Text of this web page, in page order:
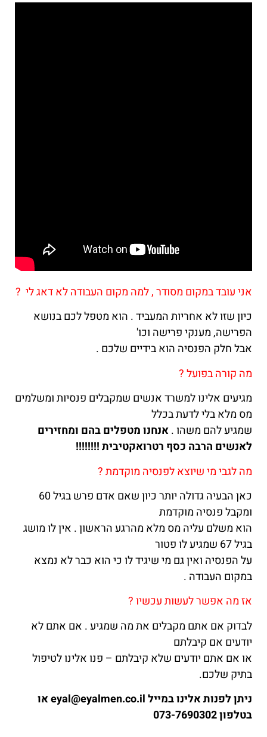
אני עובד במקום מסודר , למה מקום העבודה לא דאג לי ?
כיון שזו לא אחריות המעביד . הוא מטפל לכם בנושא
הפרישה, מענקי פרישה וכו'
אבל חלק הפנסיה הוא בידיים שלכם .
מה קורה בפועל ?
מגיעים אלינו למשרד אנשים שמקבלים פנסיות ומשלמים
מס מלא בלי לדעת בכלל
שמגיע להם משהו .אנחנו מטפלים בהם ומחזירים
לאנשים הרבה כסף רטרואקטיבית !!!!!!!!
מה לגבי מי שיוצא לפנסיה מוקדמת ?
כאן הבעיה גדולה יותר כיון שאם אדם פרש בגיל 60
ומקבל פנסיה מוקדמת
הוא משלם עליה מס מלא מהרגע הראשון . אין לו מושג
בגיל 67 שמגיע לו פטור
על הפנסיה ואין גם מי שיגיד לו כי הוא כבר לא נמצא
במקום העבודה .
אז מה אפשר לעשות עכשיו ?
לבדוק אם אתם מקבלים את מה שמגיע . אם אתם לא
יודעים אם קיבלתם
או אם אתם יודעים שלא קיבלתם – פנו אלינו לטיפול
בתיק שלכם.
ניתן לפנות אלינו במייל eyal@eyalmen.co.il או
בטלפון 073-7690302